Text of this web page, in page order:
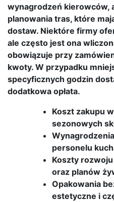
wynagrodzeń kierowców,
planowania tras, które
dostaw. Niektóre firmy
ale często jest ona
obowiązuje przy
kwoty. W przypadku
specyficznych godzin
dodatkowa opłata.
Koszt zakupu
sezonowych
personelu
Koszty
oraz planów
Opakowania
estetyczne i